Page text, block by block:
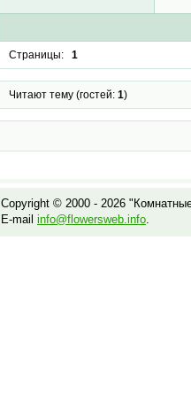
Страницы: 1
Читают тему (гостей: 1)
Copyright © 2000 - 2026
E-mail info@flowersweb.info.